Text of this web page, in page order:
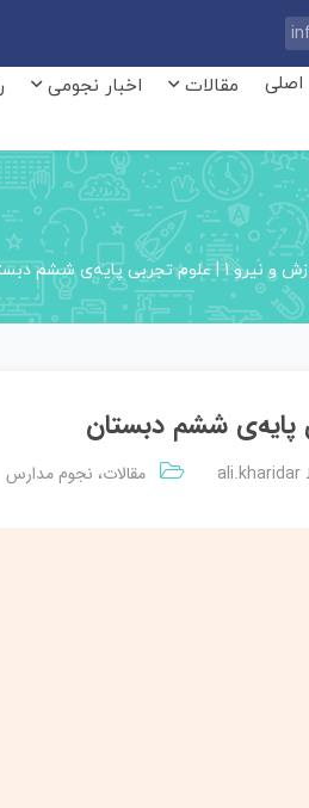
مقالات اخبار نجومی
1 | علوم تجربی پایه‌ی ششم دبستان
ali.kharidar مقالات، نجوم مدارس